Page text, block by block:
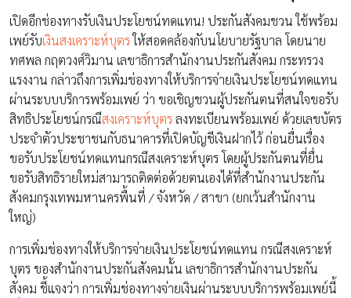
เปิดอีกช่องทางรับเงินประโยชน์ทดแทน! ประกันสังคมชวน ใช้พร้อม
เพย์รับเงินสงเคราะห์บุตรให้สอดคล้องกับนโยบายรัฐบาล โดยนาย
ทศพล กฤตวงศ์วิมาน เลขาธิการสำนักงานประกันสังคม กระทรวง
แรงงาน กล่าวถึงการเพิ่มช่องทางให้บริการจ่ายเงินประโยชน์ทดแทน
ผ่านระบบบริการพร้อมเพย์ ว่า ขอเชิญชวนผู้ประกันตนที่สนใจขอรับ
สิทธิประโยชน์กรณีสงเคราะห์บุตรลงทะเบียนพร้อมเพย์ ด้วยเลขบัตร
ประจำตัวประชาชนกับธนาคารที่เปิดบัญชีเงินฝากไว้ ก่อนยื่นเรื่อง
ขอรับประโยชน์ทดแทนกรณีสงเคราะห์บุตร โดยผู้ประกันตนที่ยื่น
ขอรับสิทธิรายใหม่สามารถติดต่อด้วยตนเองได้ที่สำนักงานประกัน
สังคมกรุงเทพมหานครพื้นที่ / จังหวัด / สาขา (ยกเว้นสำนักงาน
ใหญ่)
การเพิ่มช่องทางให้บริการจ่ายเงินประโยชน์ทดแทน กรณีสงเคราะห์
บุตร ของสำนักงานประกันสังคมนั้น เลขาธิการสำนักงานประกัน
สังคม ชี้แจงว่า การเพิ่มช่องทางจ่ายเงินผ่านระบบบริการพร้อมเพย์นี้